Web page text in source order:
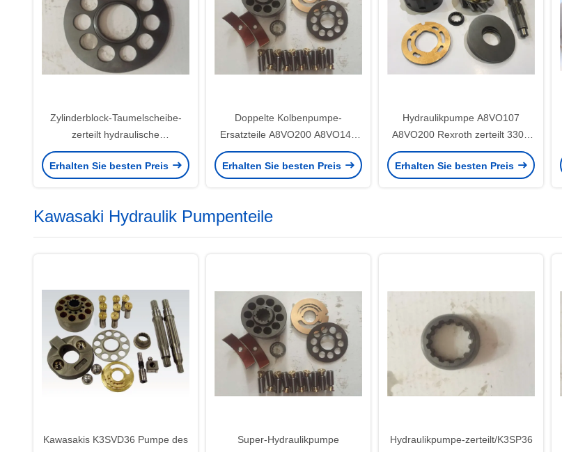
Zylinderblock-Taumelscheibe-
zerteilt hydraulische
Kolbenpumpe KAYABA MSF230
für Schwingen-Motoren
Erhalten Sie besten Preis
Doppelte Kolbenpumpe-
Ersatzteile A8VO200 A8VO140
Rexroth ursprüngliche
hydraulische
Erhalten Sie besten Preis
Hydraulikpumpe A8VO107
A8VO200 Rexroth zerteilt 330C
Exvaor Reparatur
Erhalten Sie besten Preis
Kawasaki Hydraulik Pumpenteile
Kawasakis K3SVD36 Pumpe des
Super-Hydraulikpumpe
Hydraulikpumpe-zerteilt/K3SP36